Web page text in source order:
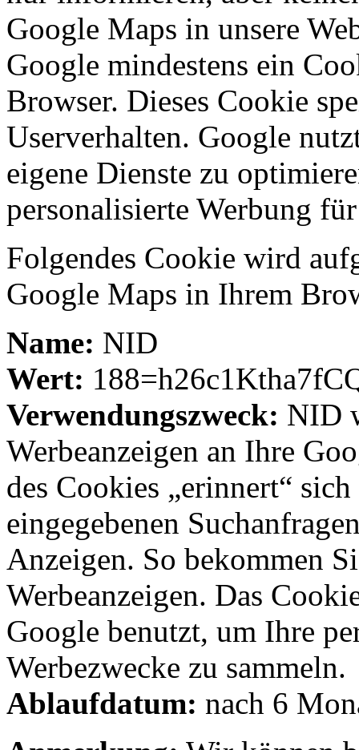
Google Maps in unsere
Google mindestens ein
Browser. Dieses Cookie
Userverhalten. Google
eigene Dienste zu
personalisierte Werbung
Folgendes Cookie wird
Google Maps in Ihrem
Name: NID
Wert:
Verwendungszweck: NID
Werbeanzeigen an Ihre
des Cookies „erinnert“
eingegebenen
Anzeigen. So bekommen
Werbeanzeigen. Das
Google benutzt, um Ihre
Werbezwecke zu sammeln.
Ablaufdatum: nach 6